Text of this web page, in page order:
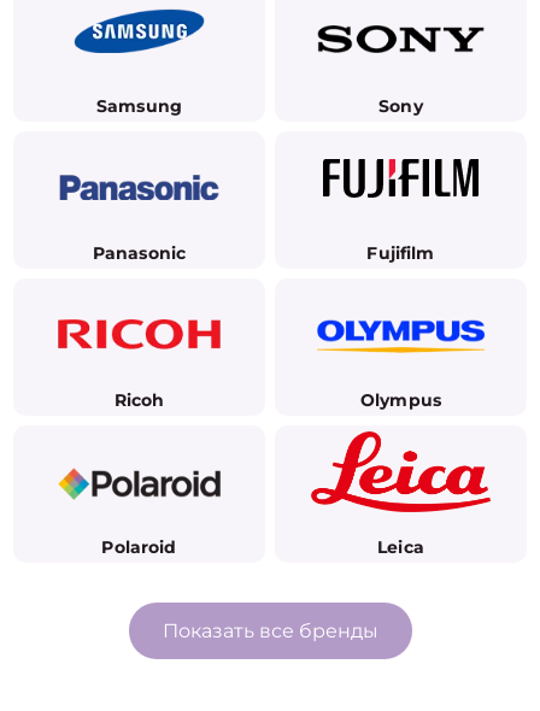
Samsung Sony
Panasonic Fujifilm
Ricoh Olympus
Polaroid Leica
Показать все бренды